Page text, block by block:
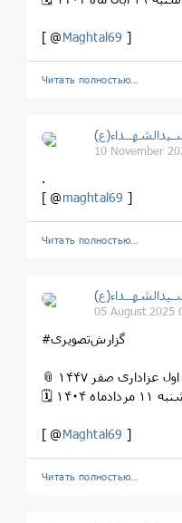
[ @Maghtal69 ]
Читать полностью…
10 November
.
[ @maghtal69 ]
Читать полностью…
05 August 2025
#گزارش‌تصویری
عزاداری صفر ۱۴۴۷
۱۱ مردادماه ۱۴۰۴
[ @Maghtal69 ]
Читать полностью…